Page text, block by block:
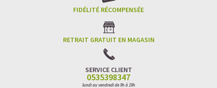
FIDÉLITÉ RÉCOMPENSÉE
RETRAIT GRATUIT EN MAGASIN
SERVICE CLIENT
0535398347
lundi au vendredi de 9h à 19h